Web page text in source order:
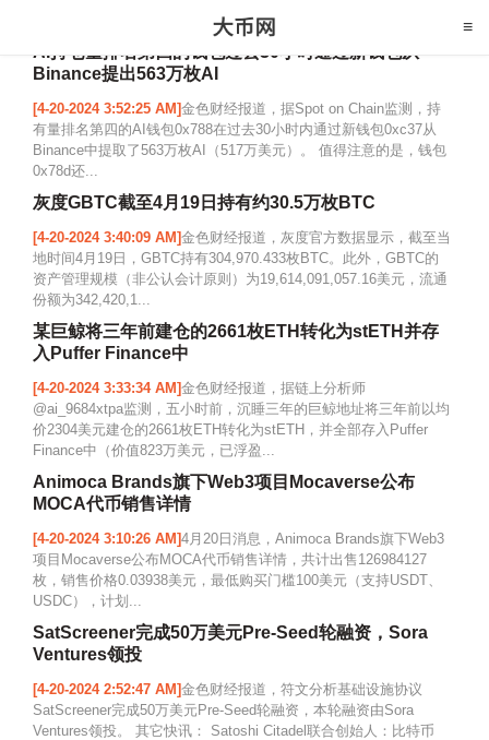
AI持仓量排名第四的钱包过去30小时通过新钱包从
Binance提出563万枚AI
[4-20-2024 3:52:25 AM]金色财经报道，据Spot on Chain监测，持
有量排名第四的AI钱包0x788在过去30小时内通过新钱包0xc37从
Binance中提取了563万枚AI（517万美元）。 值得注意的是，钱包
0x78d还...
灰度GBTC截至4月19日持有约30.5万枚BTC
[4-20-2024 3:40:09 AM]金色财经报道，灰度官方数据显示，截至当
地时间4月19日，GBTC持有304,970.433枚BTC。此外，GBTC的
资产管理规模（非公认会计原则）为19,614,091,057.16美元，流通
份额为342,420,1...
某巨鲸将三年前建仓的2661枚ETH转化为stETH并存
入Puffer Finance中
[4-20-2024 3:33:34 AM]金色财经报道，据链上分析师
@ai_9684xtpa监测，五小时前，沉睡三年的巨鲸地址将三年前以均
价2304美元建仓的2661枚ETH转化为stETH，并全部存入Puffer
Finance中（价值823万美元，已浮盈...
Animoca Brands旗下Web3项目Mocaverse公布
MOCA代币销售详情
[4-20-2024 3:10:26 AM]4月20日消息，Animoca Brands旗下Web3
项目Mocaverse公布MOCA代币销售详情，共计出售126984127
枚，销售价格0.03938美元，最低购买门槛100美元（支持USDT、
USDC），计划...
SatScreener完成50万美元Pre-Seed轮融资，Sora
Ventures领投
[4-20-2024 2:52:47 AM]金色财经报道，符文分析基础设施协议
SatScreener完成50万美元Pre-Seed轮融资，本轮融资由Sora
Ventures领投。 其它快讯： Satoshi Citadel联合创始人：比特币